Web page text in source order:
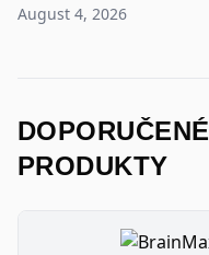
August 4, 2026
DOPORUČENÉ
PRODUKTY